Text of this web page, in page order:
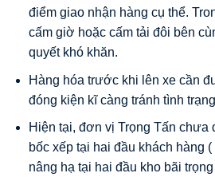
điểm giao nhận hàng cụ thể.
cấm giờ hoặc cấm tải đôi bên
quyết khó khăn.
Hàng hóa trước khi lên xe cần
đóng kiện kĩ càng tránh tình
Hiện tại, đơn vị Trọng Tấn chưa
bốc xếp tại hai đầu khách hàng
nâng hạ tại hai đầu kho bãi